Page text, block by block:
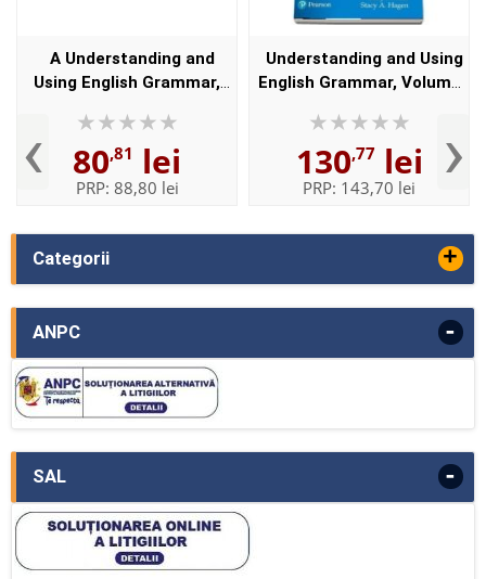
Categorii +
ANPC -
SAL -
‹
A Understanding and
Using English Grammar,
80,81 lei
PRP: 88,80 lei
Understanding and Using
English Grammar, Volume
Resources
130,77lei
PRP: 143,70 lei ›